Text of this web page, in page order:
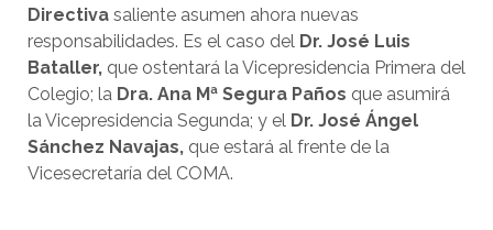
Directiva saliente asumen ahora nuevas
responsabilidades. Es el caso del Dr. José Luis
Bataller, que ostentará la Vicepresidencia Primera del
Colegio; la Dra. Ana Mª Segura Paños que asumirá
la Vicepresidencia Segunda; y el Dr. José Ángel
Sánchez Navajas, que estará al frente de la
Vicesecretaría del COMA.